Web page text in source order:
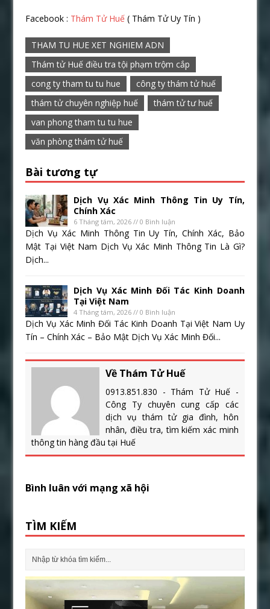
Facebook : Thám Tử Huế ( Thám Tử Uy Tín )
THAM TU HUE XET NGHIEM ADN
Thám tử Huế điều tra tội phạm trộm cắp
cong ty tham tu tu hue
công ty thám tử huế
thám tử chuyên nghiệp huế
thám tử tư huế
van phong tham tu tu hue
văn phòng thám tử huế
Bài tương tự
Dịch Vụ Xác Minh Thông Tin Uy Tín,
Chính Xác
6 Tháng tám, 2026 // 0 Bình luận
Dịch Vụ Xác Minh Thông Tin Uy Tín, Chính Xác, Bảo
Mật Tại Việt Nam Dịch Vụ Xác Minh Thông Tin Là Gì?
Dịch...
Dịch Vụ Xác Minh Đối Tác Kinh Doanh
Tại Việt Nam
4 Tháng tám, 2026 // 0 Bình luận
Dịch Vụ Xác Minh Đối Tác Kinh Doanh Tại Việt Nam Uy
Tín – Chính Xác – Bảo Mật Dịch Vụ Xác Minh Đối...
Về Thám Tử Huế
0913.851.830 - Thám Tử Huế -
Công Ty chuyên cung cấp các
dịch vụ thám tử gia đình, hôn
nhân, điều tra, tìm kiếm xác minh
thông tin hàng đầu tại Huế
Bình luân với mạng xã hội
TÌM KIẾM